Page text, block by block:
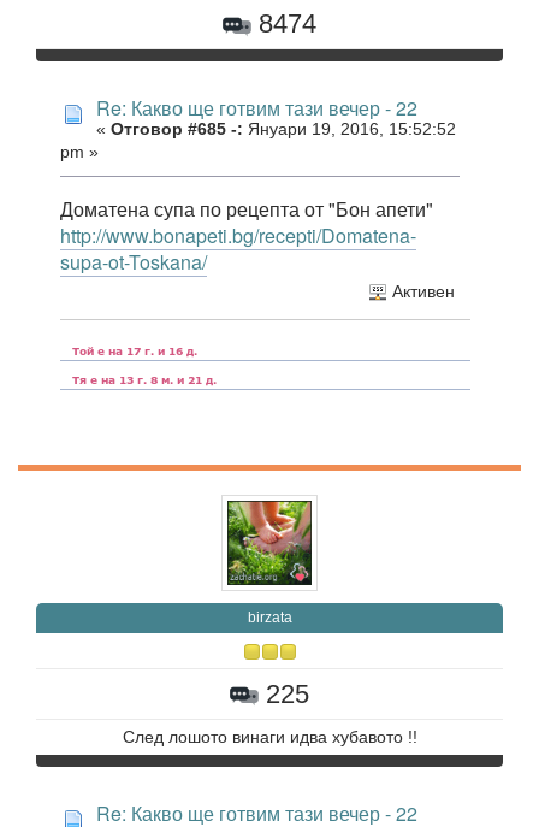
8474
Re: Какво ще готвим тази вечер - 22
« Отговор #685 -: Януари 19, 2016, 15:52:52
pm »
Доматена супа по рецепта от "Бон апети"
http://www.bonapeti.bg/recepti/Domatena-
supa-ot-Toskana/
Активен
birzata
225
След лошото винаги идва хубавото !!
Re: Какво ще готвим тази вечер - 22